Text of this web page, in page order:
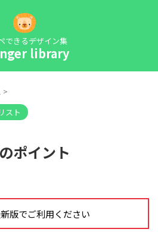
できるデザイン集
library
>
リスト
ポイント
版でご利用ください